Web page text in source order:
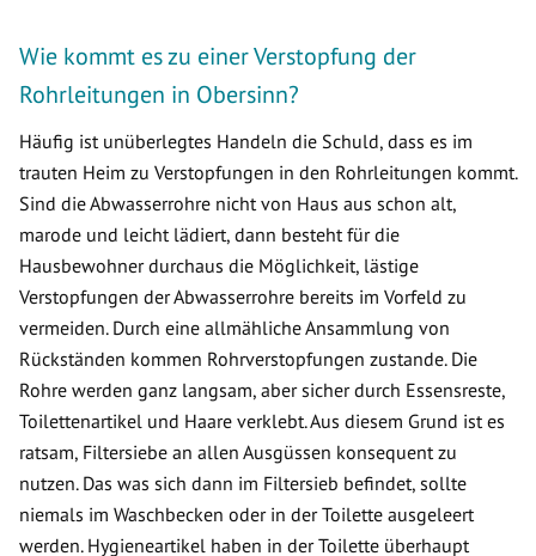
Wie kommt es zu einer Verstopfung der
Rohrleitungen in Obersinn?
Häufig ist unüberlegtes Handeln die Schuld, dass es im
trauten Heim zu Verstopfungen in den Rohrleitungen kommt.
Sind die Abwasserrohre nicht von Haus aus schon alt,
marode und leicht lädiert, dann besteht für die
Hausbewohner durchaus die Möglichkeit, lästige
Verstopfungen der Abwasserrohre bereits im Vorfeld zu
vermeiden. Durch eine allmähliche Ansammlung von
Rückständen kommen Rohrverstopfungen zustande. Die
Rohre werden ganz langsam, aber sicher durch Essensreste,
Toilettenartikel und Haare verklebt. Aus diesem Grund ist es
ratsam, Filtersiebe an allen Ausgüssen konsequent zu
nutzen. Das was sich dann im Filtersieb befindet, sollte
niemals im Waschbecken oder in der Toilette ausgeleert
werden. Hygieneartikel haben in der Toilette überhaupt